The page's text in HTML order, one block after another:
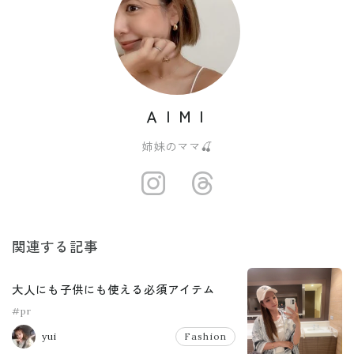
ＡＩＭＩ
姉妹のママ🍒
https://
関連する記事
大人にも子供にも使える必須アイテム
#pr
yui Fashion